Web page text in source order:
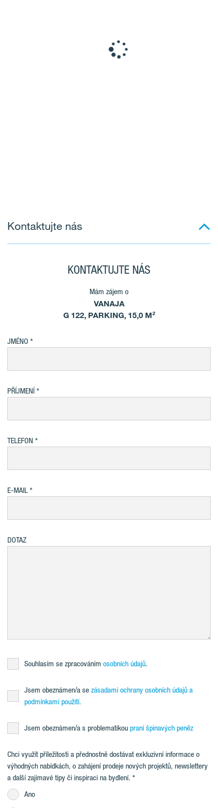
Kontaktujte nás
KONTAKTUJTE NÁS
Mám zájem o
VANAJA
G 122, PARKING, 15,0 M²
JMÉNO
PŘÍJMENÍ
TELEFON
E-MAIL
DOTAZ
Souhlasím se zpracováním osobních údajů.
Jsem obeznámen/a se zásadami ochrany osobních údajů a
podmínkami použití.
Jsem obeznámen/a s problematikou praní špinavých peněz
Chci využít příležitosti a přednostně dostávat exkluzivní informace o
výhodných nabídkách, o zahájení prodeje nových projektů, newslettery
a další zajímavé tipy či inspiraci na bydlení.
Ano